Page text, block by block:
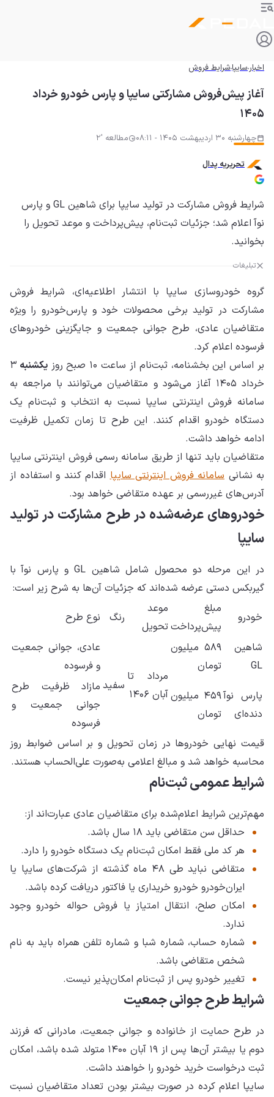
اخبارسایپاشرایط فروش
آغاز پیش‌فروش مشارکتی سایپا و پارس خودرو خرداد
۱۴۰۵
چهارشنبه 30 اردیبهشت 1405 - 08:11 مطالعه '2
تحریریه پدال
شرایط فروش مشارکت در تولید سایپا برای شاهین GL و پارس
نوآ اعلام شد؛ جزئیات ثبت‌نام، پیش‌پرداخت و موعد تحویل را
بخوانید.
تبلیغات
گروه خودروسازی سایپا با انتشار اطلاعیه‌ای، شرایط فروش
مشارکت در تولید برخی محصولات خود و پارس‌خودرو را ویژه
متقاضیان عادی، طرح جوانی جمعیت و جایگزینی خودروهای
فرسوده اعلام کرد.
بر اساس این بخشنامه، ثبت‌نام از ساعت ۱۰ صبح روز
یکشنبه ۳
خرداد ۱۴۰۵ آغاز می‌شود و متقاضیان می‌توانند با مراجعه به
سامانه فروش اینترنتی سایپا نسبت به انتخاب و ثبت‌نام یک
دستگاه خودرو اقدام کنند. این طرح تا زمان تکمیل ظرفیت
ادامه خواهد داشت.
متقاضیان باید تنها از طریق سامانه رسمی فروش اینترنتی سایپا
به نشانی سامانه فروش اینترنتی سایپااقدام کنند و استفاده از
آدرس‌های غیررسمی بر عهده متقاضی خواهد بود.
خودروهای عرضه‌شده در طرح مشارکت در تولید
سایپا
در این مرحله دو محصول شامل شاهین GL و پارس نوآ با
گیربکس دستی عرضه شده‌اند که جزئیات آن‌ها به شرح زیر است:
خودرو
مبلغ
پیش‌پرداخت
موعد
تحویل
رنگ نوع طرح
شاهین
GL
۵۸۹ میلیون
تومان
مرداد تا
آبان ۱۴۰۶
سفید
عادی، جوانی جمعیت
و فرسوده
پارس نوآ
دنده‌ای
۴۵۹ میلیون
تومان
مازاد ظرفیت طرح
جوانی جمعیت و
فرسوده
قیمت نهایی خودروها در زمان تحویل و بر اساس ضوابط روز
محاسبه خواهد شد و مبالغ اعلامی به‌صورت علی‌الحساب هستند.
شرایط عمومی ثبت‌نام
مهم‌ترین شرایط اعلام‌شده برای متقاضیان عادی عبارت‌اند از:
حداقل سن متقاضی باید ۱۸ سال باشد.
هر کد ملی فقط امکان ثبت‌نام یک دستگاه خودرو را دارد.
متقاضی نباید طی ۴۸ ماه گذشته از شرکت‌های سایپا یا
ایران‌خودرو خودرو خریداری یا فاکتور دریافت کرده باشد.
امکان صلح، انتقال امتیاز یا فروش حواله خودرو وجود
ندارد.
شماره حساب، شماره شبا و شماره تلفن همراه باید به نام
شخص متقاضی باشد.
تغییر خودرو پس از ثبت‌نام امکان‌پذیر نیست.
شرایط طرح جوانی جمعیت
در طرح حمایت از خانواده و جوانی جمعیت، مادرانی که فرزند
دوم یا بیشتر آن‌ها پس از ۱۹ آبان ۱۴۰۰ متولد شده باشد، امکان
ثبت درخواست خرید خودرو را خواهند داشت.
سایپا اعلام کرده در صورت بیشتر بودن تعداد متقاضیان نسبت